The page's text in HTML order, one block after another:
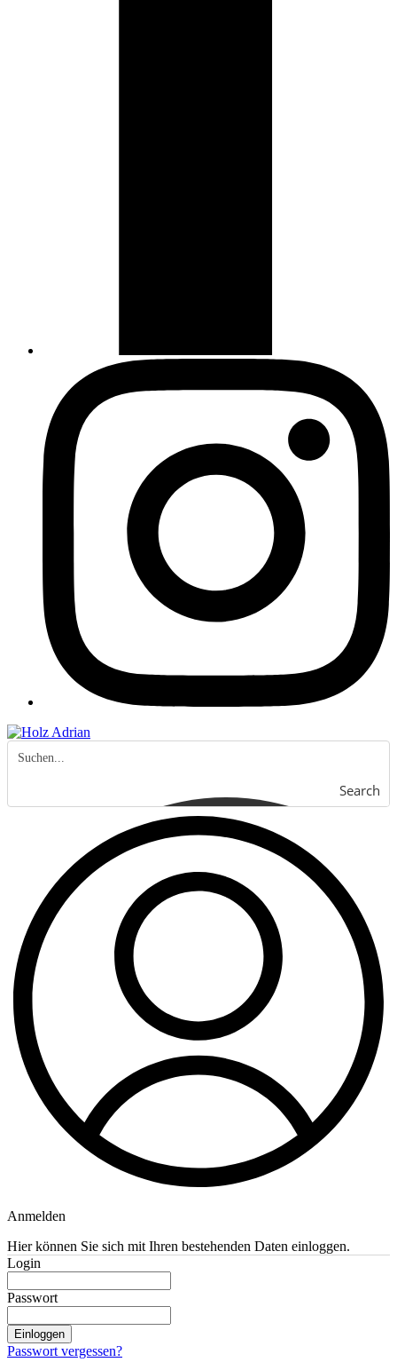
Search
Anmelden
Hier können Sie sich mit Ihren bestehenden Daten einloggen.
Login
Passwort
Einloggen
Passwort vergessen?